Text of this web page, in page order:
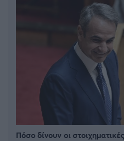
Πόσο δίνουν οι